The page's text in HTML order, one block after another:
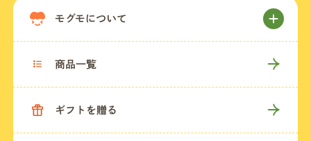
モグモについて
商品一覧
ギフトを贈る